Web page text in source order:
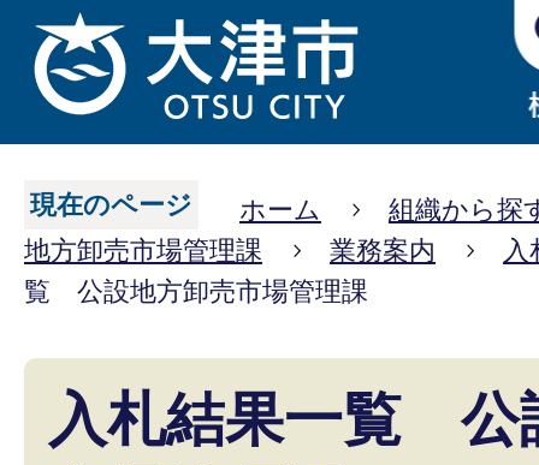
現在のページ ホーム
組織から探
地方卸売市場管理課
業務案内
入
覧 公設地方卸売市場管理課
入札結果一覧 公